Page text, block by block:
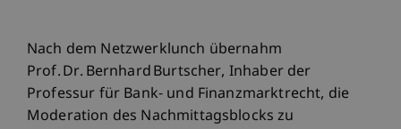
Nach dem Netzwerklunch übernahm
Prof. Dr. Bernhard Burtscher, Inhaber der
Professur für Bank‑ und Finanzmarktrecht, die
Moderation des Nachmittagsblocks zu